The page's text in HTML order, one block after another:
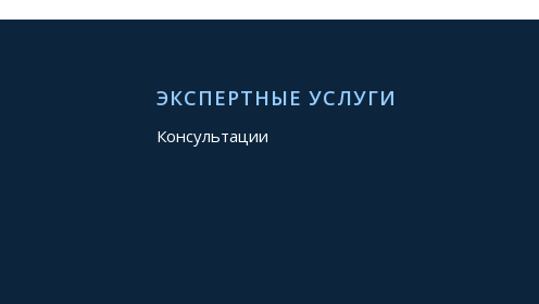
ЭКСПЕРТНЫЕ УСЛУГИ
Консультации